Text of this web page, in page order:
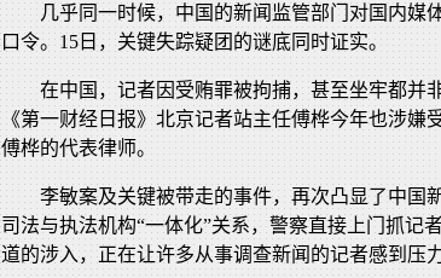
几乎同一时候，中国的新闻监管部门对国内媒
口令。15日，关键失踪疑团的谜底同时证实。
在中国，记者因受贿罪被拘捕，甚至坐牢都并
《第一财经日报》北京记者站主任傅桦今年也涉嫌
傅桦的代表律师。
李敏案及关键被带走的事件，再次凸显了中国
司法与执法机构“一体化”关系，警察直接上门抓记
道的涉入，正在让许多从事调查新闻的记者感到压